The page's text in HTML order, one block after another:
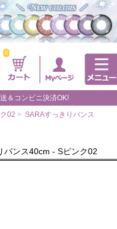
0
＆コンビニ決済OK!
02 > SARAすっきりバンス
バンス40cm - Sピンク02